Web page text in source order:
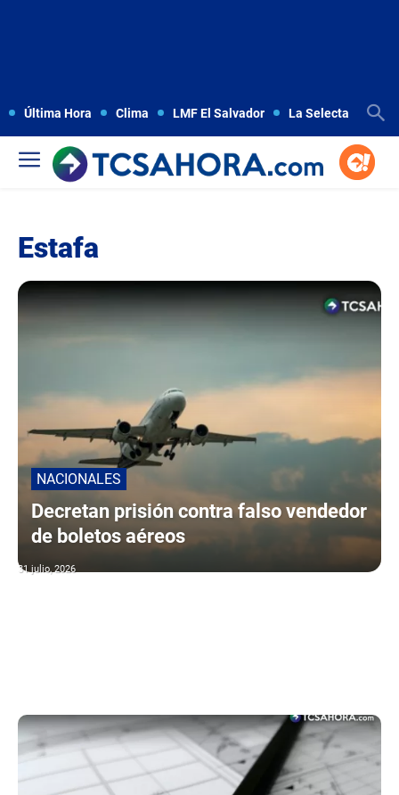
Última Hora Clima LMF El Salvador La Selecta
Estafa
NACIONALES
Decretan prisión contra falso vendedor
de boletos aéreos
31 julio, 2026